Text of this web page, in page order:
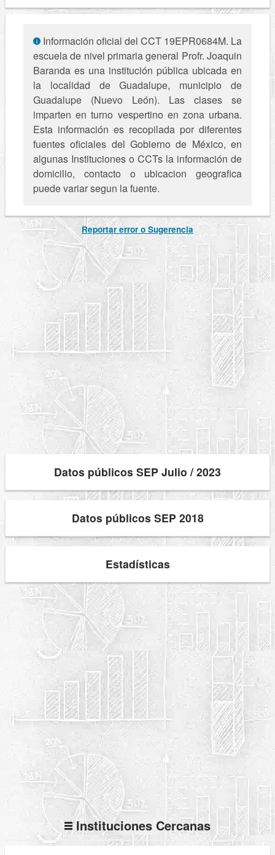
Información oficial del CCT 19EPR0684M. La
escuela de nivel primaria general Profr. Joaquin
Baranda es una institución pública ubicada en
la localidad de Guadalupe, municipio de
Guadalupe (Nuevo León). Las clases se
imparten en turno vespertino en zona urbana.
Esta información es recopilada por diferentes
fuentes oficiales del Gobierno de México, en
algunas Instituciones o CCTs la información de
domicilio, contacto o ubicacion geografica
puede variar segun la fuente.
Reportar error o Sugerencia
Datos públicos SEP Julio / 2023
Datos públicos SEP 2018
Estadísticas
Instituciones Cercanas